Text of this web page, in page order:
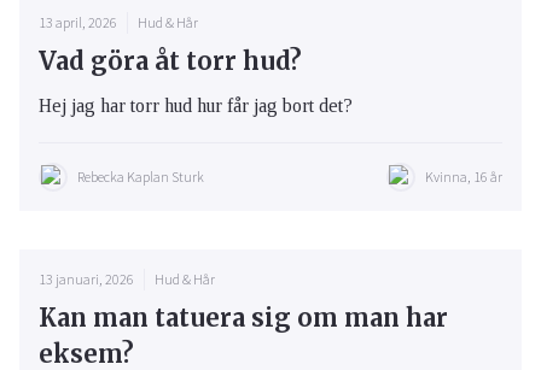
13 april, 2026 Hud & Hår
Vad göra åt torr hud?
Hej jag har torr hud hur får jag bort det?
Rebecka Kaplan Sturk Kvinna, 16 år
13 januari, 2026 Hud & Hår
Kan man tatuera sig om man har
eksem?